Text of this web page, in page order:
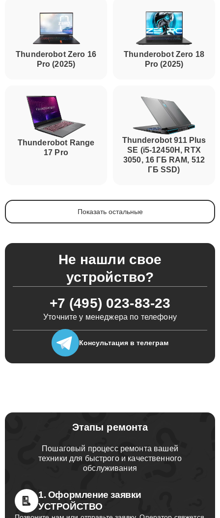
Thunderobot Zero 16
Pro (2025)
Thunderobot Zero 18
Pro (2025)
Thunderobot Range
17 Pro
Thunderobot 911 Plus
SE (i5-12450H, RTX
3050, 16 ГБ RAM, 512
ГБ SSD)
Показать остальные
Не нашли свое
устройство?
+7 (495) 023-83-23
Уточните у менеджера по телефону
Консультация в телеграм
Этапы ремонта
Пошаговый процесс ремонта вашей
техники для быстрого и качественного
обслуживания
1. Оформление заявки
УСТРОЙСТВО